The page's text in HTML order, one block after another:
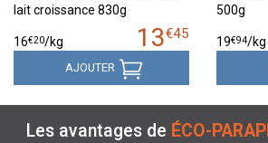
lait croissance 830g
13€45
16€20/kg
AJOUTER
500g
19€94/kg
Les avantages de ÉCO-